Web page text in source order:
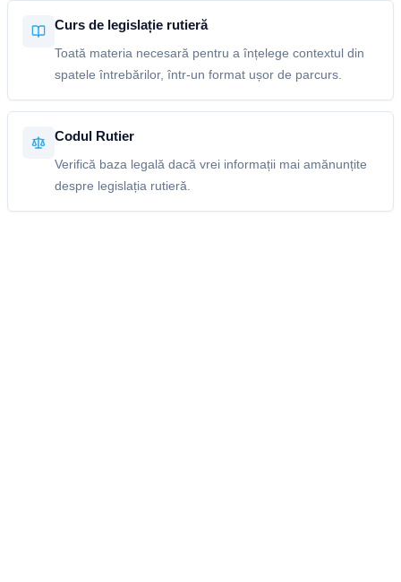
Curs de legislație rutieră
Toată materia necesară pentru a înțelege contextul din
spatele întrebărilor, într-un format ușor de parcurs.
Codul Rutier
Verifică baza legală dacă vrei informații mai amănunțite
despre legislația rutieră.